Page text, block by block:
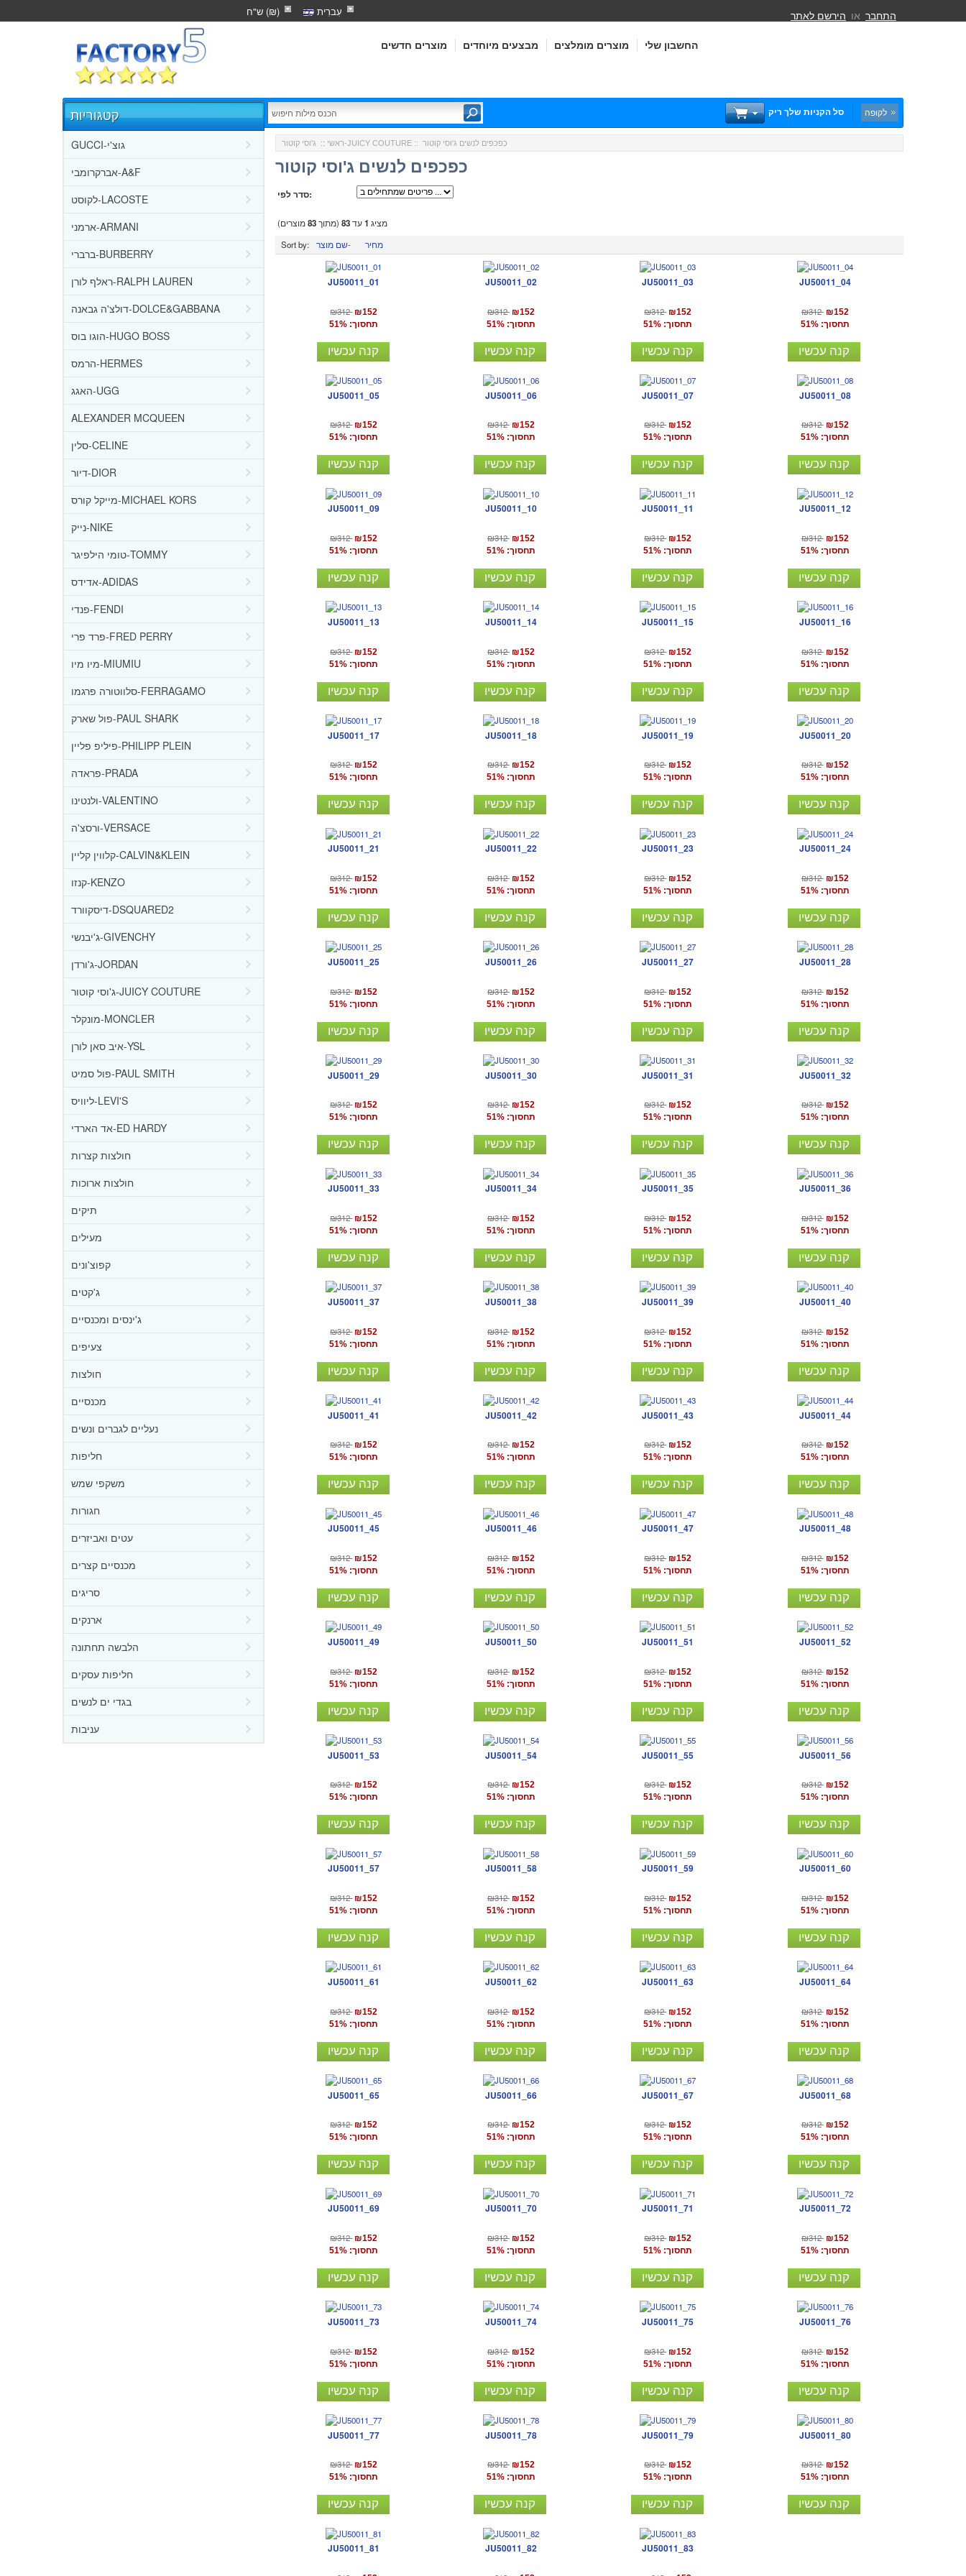
עִברִית ש"ח (₪)
מוצרים חדשים מבצעים מיוחדים מוצרים מומלצים החשבון שלי
התחבר או הירשם לאתר
סל הקניות שלך ריק לקופה
קטגוריות
GUCCI-גוצ'י
אברקרומבי-A&F
לקוסט-LACOSTE
ארמני-ARMANI
ברברי-BURBERRY
ראלף לורן-RALPH LAUREN
דולצ'ה גבאנה-DOLCE&GABBANA
הוגו בוס-HUGO BOSS
הרמס-HERMES
האגג-UGG
ALEXANDER MCQUEEN
סלין-CELINE
דיור-DIOR
מייקל קורס-MICHAEL KORS
נייק-NIKE
טומי הילפיגר-TOMMY
אדידס-ADIDAS
פנדי-FENDI
פרד פרי-FRED PERRY
מיו מיו-MIUMIU
סלווטורה פרגמו-FERRAGAMO
פול שארק-PAUL SHARK
פיליפ פליין-PHILIPP PLEIN
פראדה-PRADA
ולנטינו-VALENTINO
ורסצ'ה-VERSACE
קלווין קליין-CALVIN&KLEIN
קנזו-KENZO
דיסקוורד-DSQUARED2
ג'יבנשי-GIVENCHY
ג'ורדן-JORDAN
ג'וסי קוטור-JUICY COUTURE
מונקלר-MONCLER
איב סאן לורן-YSL
פול סמיט-PAUL SMITH
ליוויס-LEVI'S
אד הארדי-ED HARDY
חולצות קצרות
חולצות ארוכות
תיקים
מעילים
קפוצ'ונים
ג'קטים
ג'ינסים ומכנסיים
צעיפים
חולצות
מכנסיים
נעליים לגברים ונשים
חליפות
משקפי שמש
חגורות
עטים ואביזרים
מכנסיים קצרים
סריגים
ארנקים
הלבשה תחתונה
חליפות עסקים
בגדי ים לנשים
עניבות
ראשי :: ג'וסי קוטור-JUICY COUTURE :: כפכפים לנשים ג'וסי קוטור
כפכפים לנשים ג'וסי קוטור
סדר לפי:
מציג 1עד83(מתוך83מוצרים)
Sort by:
שם מוצר- מחיר
JU50011_01
₪312 ₪152
תחסוך: 51%
קנה עכשיו
JU50011_02
₪312 ₪152
תחסוך: 51%
קנה עכשיו
JU50011_03
₪312 ₪152
תחסוך: 51%
קנה עכשיו
JU50011_04
₪312 ₪152
תחסוך: 51%
קנה עכשיו
JU50011_05
₪312 ₪152
תחסוך: 51%
קנה עכשיו
JU50011_06
₪312 ₪152
תחסוך: 51%
קנה עכשיו
JU50011_07
₪312 ₪152
תחסוך: 51%
קנה עכשיו
JU50011_08
₪312 ₪152
תחסוך: 51%
קנה עכשיו
JU50011_09
₪312 ₪152
תחסוך: 51%
קנה עכשיו
JU50011_10
₪312 ₪152
תחסוך: 51%
קנה עכשיו
JU50011_11
₪312 ₪152
תחסוך: 51%
קנה עכשיו
JU50011_12
₪312 ₪152
תחסוך: 51%
קנה עכשיו
JU50011_13
₪312 ₪152
תחסוך: 51%
קנה עכשיו
JU50011_14
₪312 ₪152
תחסוך: 51%
קנה עכשיו
JU50011_15
₪312 ₪152
תחסוך: 51%
קנה עכשיו
JU50011_16
₪312 ₪152
תחסוך: 51%
קנה עכשיו
JU50011_17
₪312 ₪152
תחסוך: 51%
קנה עכשיו
JU50011_18
₪312 ₪152
תחסוך: 51%
קנה עכשיו
JU50011_19
₪312 ₪152
תחסוך: 51%
קנה עכשיו
JU50011_20
₪312 ₪152
תחסוך: 51%
קנה עכשיו
JU50011_21
₪312 ₪152
תחסוך: 51%
קנה עכשיו
JU50011_22
₪312 ₪152
תחסוך: 51%
קנה עכשיו
JU50011_23
₪312 ₪152
תחסוך: 51%
קנה עכשיו
JU50011_24
₪312 ₪152
תחסוך: 51%
קנה עכשיו
JU50011_25
₪312 ₪152
תחסוך: 51%
קנה עכשיו
JU50011_26
₪312 ₪152
תחסוך: 51%
קנה עכשיו
JU50011_27
₪312 ₪152
תחסוך: 51%
קנה עכשיו
JU50011_28
₪312 ₪152
תחסוך: 51%
קנה עכשיו
JU50011_29
₪312 ₪152
תחסוך: 51%
קנה עכשיו
JU50011_30
₪312 ₪152
תחסוך: 51%
קנה עכשיו
JU50011_31
₪312 ₪152
תחסוך: 51%
קנה עכשיו
JU50011_32
₪312 ₪152
תחסוך: 51%
קנה עכשיו
JU50011_33
₪312 ₪152
תחסוך: 51%
קנה עכשיו
JU50011_34
₪312 ₪152
תחסוך: 51%
קנה עכשיו
JU50011_35
₪312 ₪152
תחסוך: 51%
קנה עכשיו
JU50011_36
₪312 ₪152
תחסוך: 51%
קנה עכשיו
JU50011_37
₪312 ₪152
תחסוך: 51%
קנה עכשיו
JU50011_38
₪312 ₪152
תחסוך: 51%
קנה עכשיו
JU50011_39
₪312 ₪152
תחסוך: 51%
קנה עכשיו
JU50011_40
₪312 ₪152
תחסוך: 51%
קנה עכשיו
JU50011_41
₪312 ₪152
תחסוך: 51%
קנה עכשיו
JU50011_42
₪312 ₪152
תחסוך: 51%
קנה עכשיו
JU50011_43
₪312 ₪152
תחסוך: 51%
קנה עכשיו
JU50011_44
₪312 ₪152
תחסוך: 51%
קנה עכשיו
JU50011_45
₪312 ₪152
תחסוך: 51%
קנה עכשיו
JU50011_46
₪312 ₪152
תחסוך: 51%
קנה עכשיו
JU50011_47
₪312 ₪152
תחסוך: 51%
קנה עכשיו
JU50011_48
₪312 ₪152
תחסוך: 51%
קנה עכשיו
JU50011_49
₪312 ₪152
תחסוך: 51%
קנה עכשיו
JU50011_50
₪312 ₪152
תחסוך: 51%
קנה עכשיו
JU50011_51
₪312 ₪152
תחסוך: 51%
קנה עכשיו
JU50011_52
₪312 ₪152
תחסוך: 51%
קנה עכשיו
JU50011_53
₪312 ₪152
תחסוך: 51%
קנה עכשיו
JU50011_54
₪312 ₪152
תחסוך: 51%
קנה עכשיו
JU50011_55
₪312 ₪152
תחסוך: 51%
קנה עכשיו
JU50011_56
₪312 ₪152
תחסוך: 51%
קנה עכשיו
JU50011_57
₪312 ₪152
תחסוך: 51%
קנה עכשיו
JU50011_58
₪312 ₪152
תחסוך: 51%
קנה עכשיו
JU50011_59
₪312 ₪152
תחסוך: 51%
קנה עכשיו
JU50011_60
₪312 ₪152
תחסוך: 51%
קנה עכשיו
JU50011_61
₪312 ₪152
תחסוך: 51%
קנה עכשיו
JU50011_62
₪312 ₪152
תחסוך: 51%
קנה עכשיו
JU50011_63
₪312 ₪152
תחסוך: 51%
קנה עכשיו
JU50011_64
₪312 ₪152
תחסוך: 51%
קנה עכשיו
JU50011_65
₪312 ₪152
תחסוך: 51%
קנה עכשיו
JU50011_66
₪312 ₪152
תחסוך: 51%
קנה עכשיו
JU50011_67
₪312 ₪152
תחסוך: 51%
קנה עכשיו
JU50011_68
₪312 ₪152
תחסוך: 51%
קנה עכשיו
JU50011_69
₪312 ₪152
תחסוך: 51%
קנה עכשיו
JU50011_70
₪312 ₪152
תחסוך: 51%
קנה עכשיו
JU50011_71
₪312 ₪152
תחסוך: 51%
קנה עכשיו
JU50011_72
₪312 ₪152
תחסוך: 51%
קנה עכשיו
JU50011_73
₪312 ₪152
תחסוך: 51%
קנה עכשיו
JU50011_74
₪312 ₪152
תחסוך: 51%
קנה עכשיו
JU50011_75
₪312 ₪152
תחסוך: 51%
קנה עכשיו
JU50011_76
₪312 ₪152
תחסוך: 51%
קנה עכשיו
JU50011_77
₪312 ₪152
תחסוך: 51%
קנה עכשיו
JU50011_78
₪312 ₪152
תחסוך: 51%
קנה עכשיו
JU50011_79
₪312 ₪152
תחסוך: 51%
קנה עכשיו
JU50011_80
₪312 ₪152
תחסוך: 51%
קנה עכשיו
JU50011_81 JU50011_82 JU50011_83